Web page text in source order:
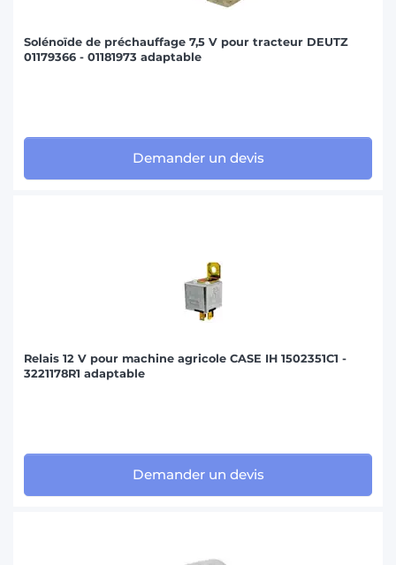
Solénoïde de préchauffage 7,5 V pour tracteur DEUTZ
01179366 - 01181973 adaptable
Demander un devis
Relais 12 V pour machine agricole CASE IH 1502351C1 -
3221178R1 adaptable
Demander un devis